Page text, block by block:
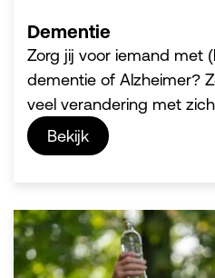
Dementie
Zorg jij voor iemand met
dementie of Alzheimer?
veel verandering met
Bekijk